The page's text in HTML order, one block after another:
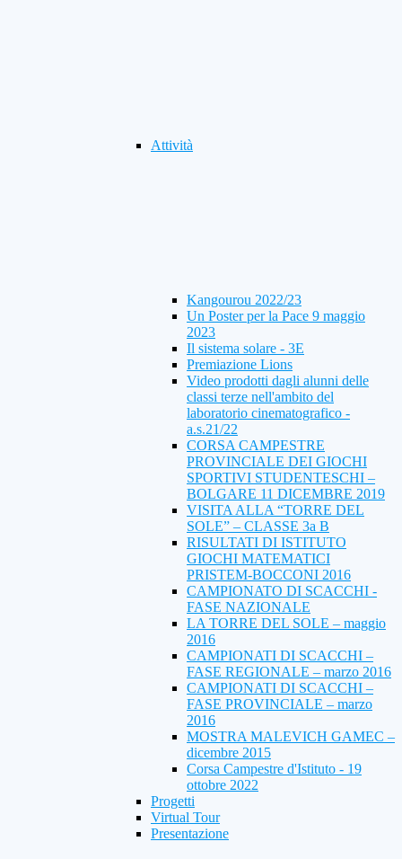
Attività
Kangourou 2022/23
Un Poster per la Pace 9 maggio
2023
Il sistema solare - 3E
Premiazione Lions
Video prodotti dagli alunni delle
classi terze nell'ambito del
laboratorio cinematografico -
a.s.21/22
CORSA CAMPESTRE
PROVINCIALE DEI GIOCHI
SPORTIVI STUDENTESCHI –
BOLGARE 11 DICEMBRE 2019
VISITA ALLA “TORRE DEL
SOLE” – CLASSE 3a B
RISULTATI DI ISTITUTO
GIOCHI MATEMATICI
PRISTEM-BOCCONI 2016
CAMPIONATO DI SCACCHI -
FASE NAZIONALE
LA TORRE DEL SOLE – maggio
2016
CAMPIONATI DI SCACCHI –
FASE REGIONALE – marzo 2016
CAMPIONATI DI SCACCHI –
FASE PROVINCIALE – marzo
2016
MOSTRA MALEVICH GAMEC –
dicembre 2015
Corsa Campestre d'Istituto - 19
ottobre 2022
Progetti
Virtual Tour
Presentazione